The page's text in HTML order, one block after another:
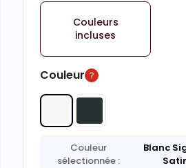
Couleurs
incluses
Couleur
Couleur
sélectionnée :
Blanc